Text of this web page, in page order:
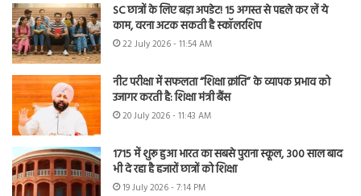
SC छात्रों के लिए बड़ा अपडेट! 15 अगस्त से पहले कर लें ये
काम, वरना अटक सकती है स्कॉलरशिप
22 July 2026 - 11:54 AM
नीट परीक्षा में सफलता “शिक्षा क्रांति” के व्यापक प्रभाव को
उजागर करती है: शिक्षा मंत्री बैंस
20 July 2026 - 11:43 AM
1715 में शुरू हुआ भारत का सबसे पुराना स्कूल, 300 साल बाद
भी दे रहा है हजारों छात्रों को शिक्षा
19 July 2026 - 7:14 PM